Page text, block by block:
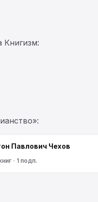
Книгизм:
Павлович Чехов
· 1 подп.